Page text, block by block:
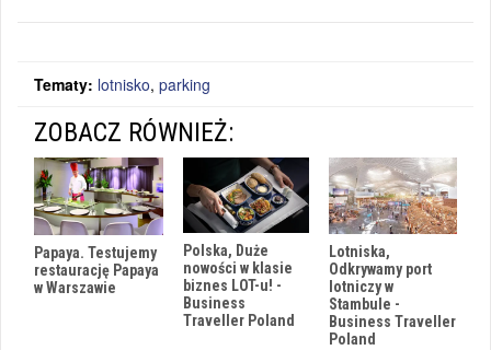
Tematy: lotnisko, parking
ZOBACZ RÓWNIEŻ:
Papaya. Testujemy
restaurację Papaya
w Warszawie
Polska, Duże
nowości w klasie
biznes LOT-u! -
Business
Traveller Poland
Lotniska,
Odkrywamy port
lotniczy w
Stambule -
Business Traveller
Poland